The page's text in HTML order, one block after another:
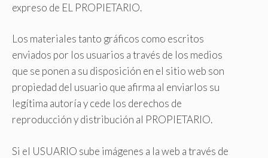
expreso de EL PROPIETARIO.
Los materiales tanto gráficos como escritos
enviados por los usuarios a través de los medios
que se ponen a su disposición en el sitio web son
propiedad del usuario que afirma al enviarlos su
legítima autoría y cede los derechos de
reproducción y distribución al PROPIETARIO.
Si el USUARIO sube imágenes a la web a través de